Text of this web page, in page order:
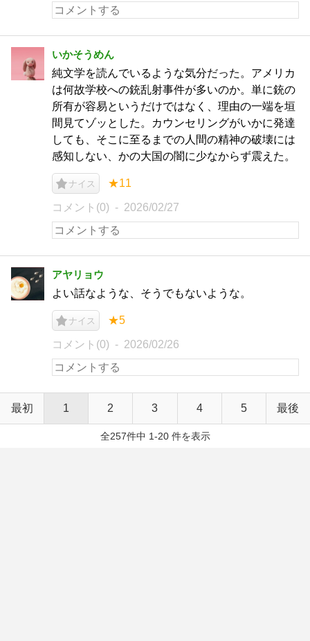
いかそうめん
純文学を読んでいるような気分だった。アメリカ
は何故学校への銃乱射事件が多いのか。単に銃の
所有が容易というだけではなく、理由の一端を垣
間見てゾッとした。カウンセリングがいかに発達
しても、そこに至るまでの人間の精神の破壊には
感知しない、かの大国の闇に少なからず震えた。
ナイス ★11
コメント(0) 2026/02/27
アヤリョウ
よい話なような、そうでもないような。
ナイス ★5
コメント(0) 2026/02/26
最初 1 2 3 4 5 最後
全257件中 1-20 件を表示